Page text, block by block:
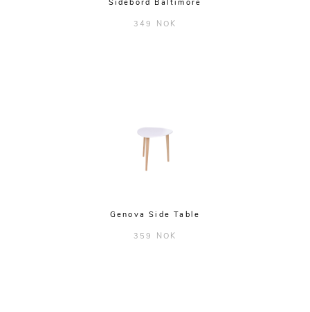
Sidebord Baltimore
349 NOK
Genova Side Table
359 NOK